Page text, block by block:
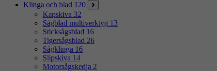
Klinga och blad 120
Kapskiva 32
Sågblad multiverktyg 13
Sticksågsblad 16
Tigersågsblad 26
Sågklinga 16
Slipskiva 14
Motorsågskedja 2